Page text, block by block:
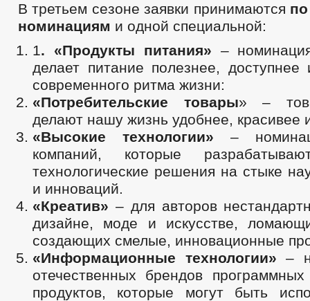
В третьем сезоне заявки принимаются
номинациям и одной специальной:
1. «Продукты питания» –
делает питание полезнее,
современного ритма жизни:
«Потребительские товары» –
делают нашу жизнь удобнее, красивее
«Высокие технологии» –
компаний, которые
технологические решения на стыке
и инноваций.
«Креатив» – для авторов
дизайне, моде и искусстве,
создающих смелые, инновационные
«Информационные технологии» –
отечественных брендов
продуктов, которые могут быть